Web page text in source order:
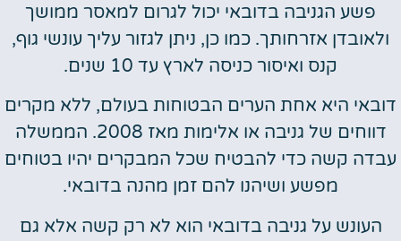
פשע הגניבה בדובאי יכול לגרום למאסר ממושך
ולאובדן אזרחותך. כמו כן, ניתן לגזור עליך עונשי גוף,
קנס ואיסור כניסה לארץ עד 10 שנים.
דובאי היא אחת הערים הבטוחות בעולם, ללא מקרים
דווחים של גניבה או אלימות מאז 2008. הממשלה
עבדה קשה כדי להבטיח שכל המבקרים יהיו בטוחים
מפשע ושיהנו להם זמן מהנה בדובאי.
העונש על גניבה בדובאי הוא לא רק קשה אלא גם